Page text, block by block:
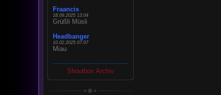
Fraancis
18.09.2025 13:04
Grüßli Müsli
Headbanger
10.02.2025 07:07
Miau
Shoutbox Archiv